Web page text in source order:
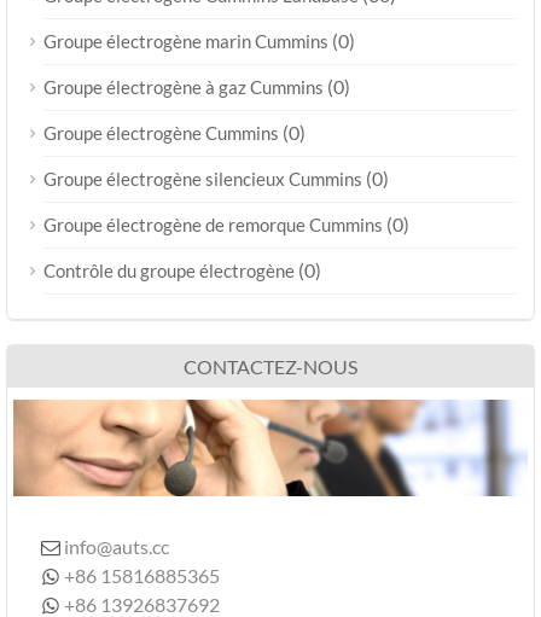
Groupe électrogène marin Cummins (0)
Groupe électrogène à gaz Cummins (0)
Groupe électrogène Cummins (0)
Groupe électrogène silencieux Cummins (0)
Groupe électrogène de remorque Cummins (0)
Contrôle du groupe électrogène (0)
CONTACTEZ-NOUS
 info@auts.cc
 +86 15816885365
 +86 13926837692